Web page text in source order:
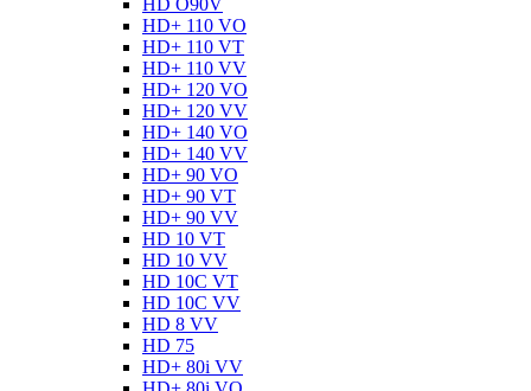
HD+ 110 VO
HD+ 110 VT
HD+ 110 VV
HD+ 120 VO
HD+ 120 VV
HD+ 140 VO
HD+ 140 VV
HD+ 90 VO
HD+ 90 VT
HD+ 90 VV
HD 10 VT
HD 10 VV
HD 10C VT
HD 10C VV
HD 8 VV
HD 75
HD+ 80i VV